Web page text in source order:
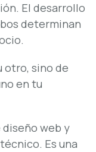
El desarrollo
determinan
otro, sino de
en tu
web y
Es una